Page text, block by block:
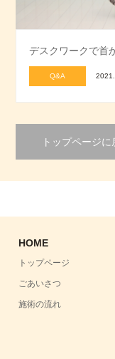
デスクワークで首
Q&A
トップページに
HOME
トップページ
ごあいさつ
施術の流れ